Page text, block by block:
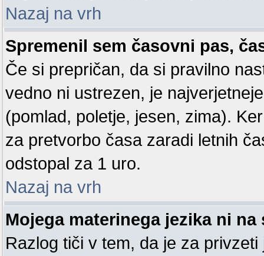
Nazaj na vrh
Spremenil sem časovni pas,
Če si prepričan, da si pravilno
vedno ni ustrezen, je
(pomlad, poletje, jesen, zima).
za pretvorbo časa zaradi letnih
odstopal za 1 uro.
Nazaj na vrh
Mojega materinega jezika ni
Razlog tiči v tem, da je za